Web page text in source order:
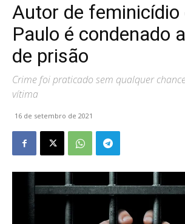
Autor de feminicídio
Paulo é condenado
de prisão
Crime foi praticado sem qualquer
vítima
16 de setembro de 2021